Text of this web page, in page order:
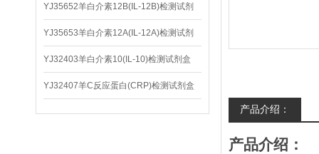
明书
YJ35652羊白介素12B(IL-12B)检测试剂
盒
YJ35653羊白介素12A(IL-12A)检测试剂
盒
YJ32403羊白介素10(IL-10)检测试剂盒
YJ32407羊C反应蛋白(CRP)检测试剂盒
产品介绍：
产品介绍：